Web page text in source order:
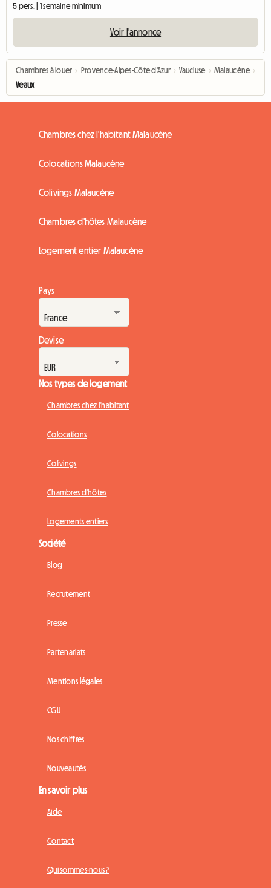
5 pers. | 1 semaine minimum
Voir l'annonce
Chambres à louer › Provence-Alpes-Côte d'Azur › Vaucluse › Malaucène ›
Veaux
Chambres chez l'habitant Malaucène
Colocations Malaucène
Colivings Malaucène
Chambres d'hôtes Malaucène
Logement entier Malaucène
Pays
Devise
Nos types de logement
Chambres chez l'habitant
Colocations
Colivings
Chambres d'hôtes
Logements entiers
Société
Blog
Recrutement
Presse
Partenariats
Mentions légales
CGU
Nos chiffres
Nouveautés
En savoir plus
Aide
Contact
Qui sommes-nous ?